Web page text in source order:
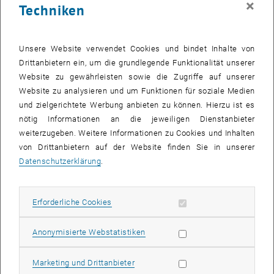
Leadership-Preise für Julia Reisinger und Sabine Köszegi:
Herzliche Gratulation den Gewinnnerinnen!
Julia Reisinger, öffnet eine externe URL in einem neuen Fenster
(emerging leader) &Sabine T. Köszegi
leader) - beide von derTechnische Universität Wien, öffnet eine
.
Der LExA-Award zeichnet außergewöhnliche Führungskräfte aus
Techniken
×
Unsere Website verwendet Cookies und bindet Inhalte von
Drittanbietern ein, um die grundlegende Funktionalität unserer
Website zu gewährleisten sowie die Zugriffe auf unserer
Website zu analysieren und um Funktionen für soziale Medien
und zielgerichtete Werbung anbieten zu können. Hierzu ist es
nötig Informationen an die jeweiligen Dienstanbieter
weiterzugeben. Weitere Informationen zu Cookies und Inhalten
von Drittanbietern auf der Website finden Sie in unserer
Datenschutzerklärung.
Erforderliche Cookies Erforderliche Cookies zulassen
Anonymisierte WebstatistikenStatistik Cookies zulassen
Marketing und DrittanbieterMarketing Cookies zulassen